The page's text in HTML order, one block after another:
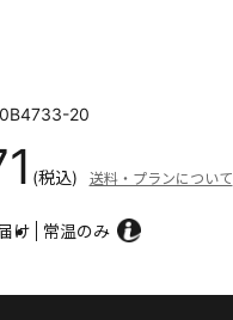
20
(税込) 送料・プランについて
け 常温のみ